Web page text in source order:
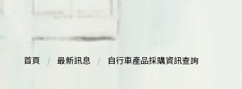
首頁 最新訊息 自行車產品採購資訊查詢